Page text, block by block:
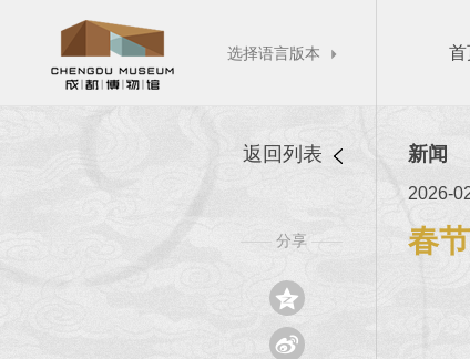
选择语言版本  首
返回列表
—— 分享 ——


新闻
2026-
春